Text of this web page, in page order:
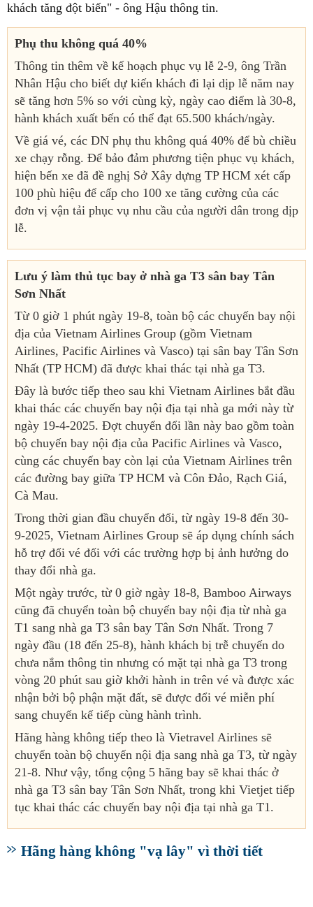
khách tăng đột biến" - ông Hậu thông tin.
Phụ thu không quá 40%
Thông tin thêm về kế hoạch phục vụ lễ 2-9, ông Trần
Nhân Hậu cho biết dự kiến khách đi lại dịp lễ năm nay
sẽ tăng hơn 5% so với cùng kỳ, ngày cao điểm là 30-8,
hành khách xuất bến có thể đạt 65.500 khách/ngày.
Về giá vé, các DN phụ thu không quá 40% để bù chiều
xe chạy rỗng. Để bảo đảm phương tiện phục vụ khách,
hiện bến xe đã đề nghị Sở Xây dựng TP HCM xét cấp
100 phù hiệu để cấp cho 100 xe tăng cường của các
đơn vị vận tải phục vụ nhu cầu của người dân trong dịp
lễ.
Lưu ý làm thủ tục bay ở nhà ga T3 sân bay Tân
Sơn Nhất
Từ 0 giờ 1 phút ngày 19-8, toàn bộ các chuyến bay nội
địa của Vietnam Airlines Group (gồm Vietnam
Airlines, Pacific Airlines và Vasco) tại sân bay Tân Sơn
Nhất (TP HCM) đã được khai thác tại nhà ga T3.
Đây là bước tiếp theo sau khi Vietnam Airlines bắt đầu
khai thác các chuyến bay nội địa tại nhà ga mới này từ
ngày 19-4-2025. Đợt chuyển đổi lần này bao gồm toàn
bộ chuyến bay nội địa của Pacific Airlines và Vasco,
cùng các chuyến bay còn lại của Vietnam Airlines trên
các đường bay giữa TP HCM và Côn Đảo, Rạch Giá,
Cà Mau.
Trong thời gian đầu chuyển đổi, từ ngày 19-8 đến 30-
9-2025, Vietnam Airlines Group sẽ áp dụng chính sách
hỗ trợ đổi vé đối với các trường hợp bị ảnh hưởng do
thay đổi nhà ga.
Một ngày trước, từ 0 giờ ngày 18-8, Bamboo Airways
cũng đã chuyển toàn bộ chuyến bay nội địa từ nhà ga
T1 sang nhà ga T3 sân bay Tân Sơn Nhất. Trong 7
ngày đầu (18 đến 25-8), hành khách bị trễ chuyến do
chưa nắm thông tin nhưng có mặt tại nhà ga T3 trong
vòng 20 phút sau giờ khởi hành in trên vé và được xác
nhận bởi bộ phận mặt đất, sẽ được đổi vé miễn phí
sang chuyến kế tiếp cùng hành trình.
Hãng hàng không tiếp theo là Vietravel Airlines sẽ
chuyển toàn bộ chuyến nội địa sang nhà ga T3, từ ngày
21-8. Như vậy, tổng cộng 5 hãng bay sẽ khai thác ở
nhà ga T3 sân bay Tân Sơn Nhất, trong khi Vietjet tiếp
tục khai thác các chuyến bay nội địa tại nhà ga T1.
Hãng hàng không "vạ lây" vì thời tiết